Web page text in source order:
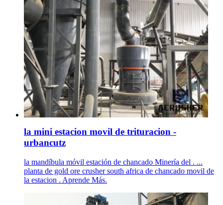
la mini estacion movil de trituracion -
urbancutz
la mandíbula móvil estación de chancado Minería del . ...
planta de gold ore crusher south africa de chancado movil de
la estacion . Aprende Más.